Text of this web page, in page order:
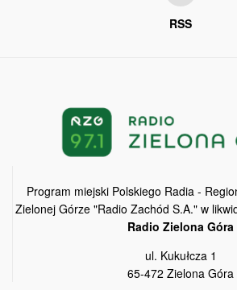
RSS
Program miejski Polskiego Radia -
Zielonej Górze "Radio Zachód S.A." w
Radio Zielona Góra
ul. Kukułcza 1
65-472 Zielona Góra